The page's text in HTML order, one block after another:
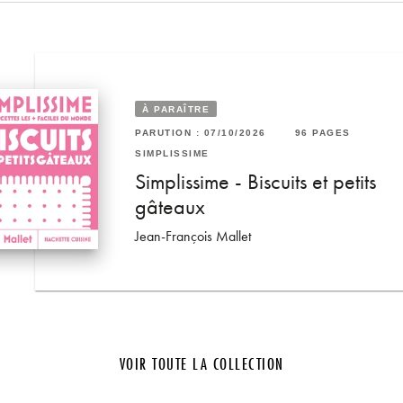
PAGES
et
: 06/05/2026
- Apéros
François Mallet
À PARAÎTRE
PARUTION : 07/10/2026 96 PAGES
SIMPLISSIME
Simplissime - Biscuits et petits
gâteaux
Jean-François Mallet
VOIR TOUTE LA COLLECTION